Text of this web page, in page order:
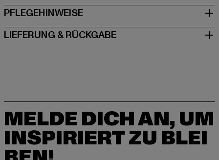
PFLEGEHINWEISE
LIEFERUNG & RÜCKGABE
MELDE DICH AN, UM
INSPIRIERT ZU BLEI